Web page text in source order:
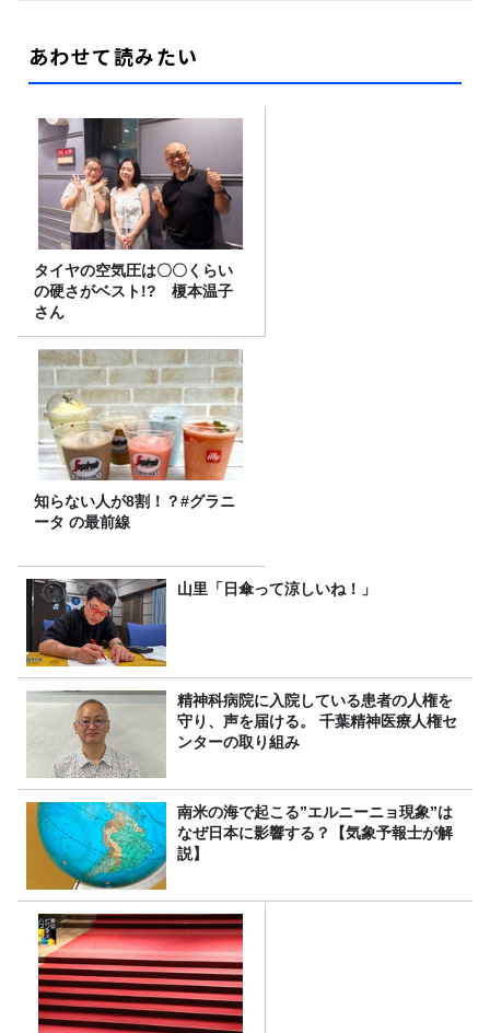
あわせて読みたい
タイヤの空気圧は〇〇くらい
の硬さがベスト!? 榎本温子
さん
知らない人が8割！？#グラニ
ータ の最前線
山里「日傘って涼しいね！」
精神科病院に入院している患者の人権を
守り、声を届ける。 千葉精神医療人権セ
ンターの取り組み
南米の海で起こる”エルニーニョ現象”は
なぜ日本に影響する？【気象予報士が解
説】